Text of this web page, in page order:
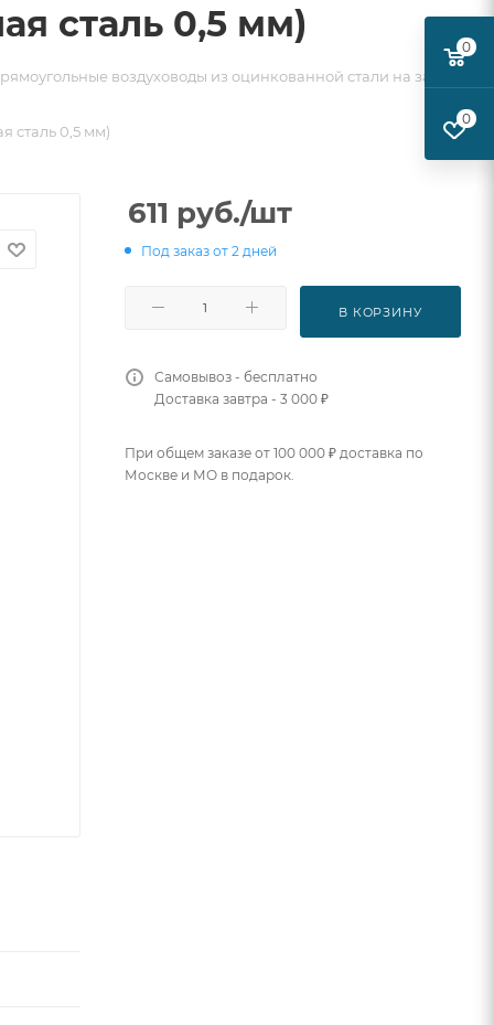
сталь 0,5 мм)
воздуховоды из оцинкованной стали на заказ
сталь 0,5 мм)
611 руб./шт
Под заказ от 2 дней
В КОРЗИНУ
Самовывоз - бесплатно
Доставка завтра - 3 000 ₽
При общем заказе от 100 000 ₽ доставка по
Москве и МО в подарок.
0
0